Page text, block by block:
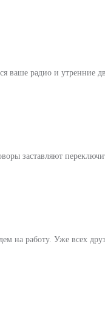
ваше радио и утренние
заставляют
на работу. Уже всех